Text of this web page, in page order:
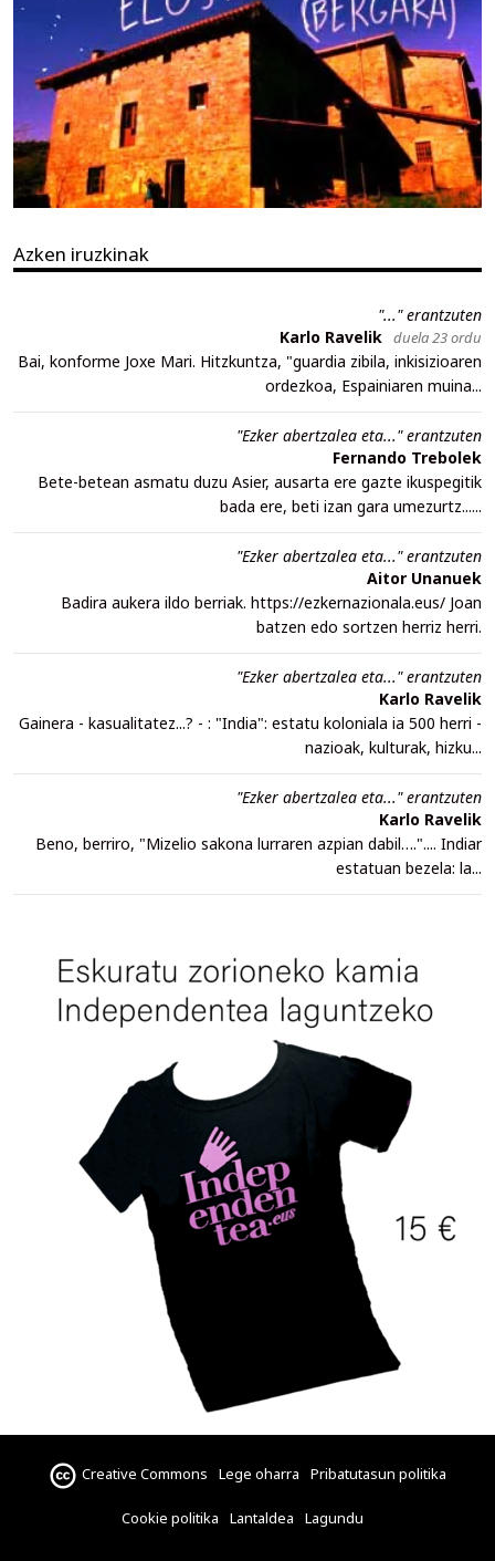
Azken iruzkinak
"..." erantzuten
Karlo Ravelik duela 23 ordu
Bai, konforme Joxe Mari. Hitzkuntza, "guardia zibila, inkisizioaren
ordezkoa, Espainiaren muina...
"Ezker abertzalea eta..." erantzuten
Fernando Trebolek
Bete-betean asmatu duzu Asier, ausarta ere gazte ikuspegitik
bada ere, beti izan gara umezurtz......
"Ezker abertzalea eta..." erantzuten
Aitor Unanuek
Badira aukera ildo berriak. https://ezkernazionala.eus/ Joan
batzen edo sortzen herriz herri.
"Ezker abertzalea eta..." erantzuten
Karlo Ravelik
Gainera - kasualitatez...? - : "India": estatu koloniala ia 500 herri -
nazioak, kulturak, hizku...
"Ezker abertzalea eta..." erantzuten
Karlo Ravelik
Beno, berriro, "Mizelio sakona lurraren azpian dabil….".... Indiar
estatuan bezela: la...
Creative Commons Lege oharra Pribatutasun politika
Cookie politika Lantaldea Lagundu